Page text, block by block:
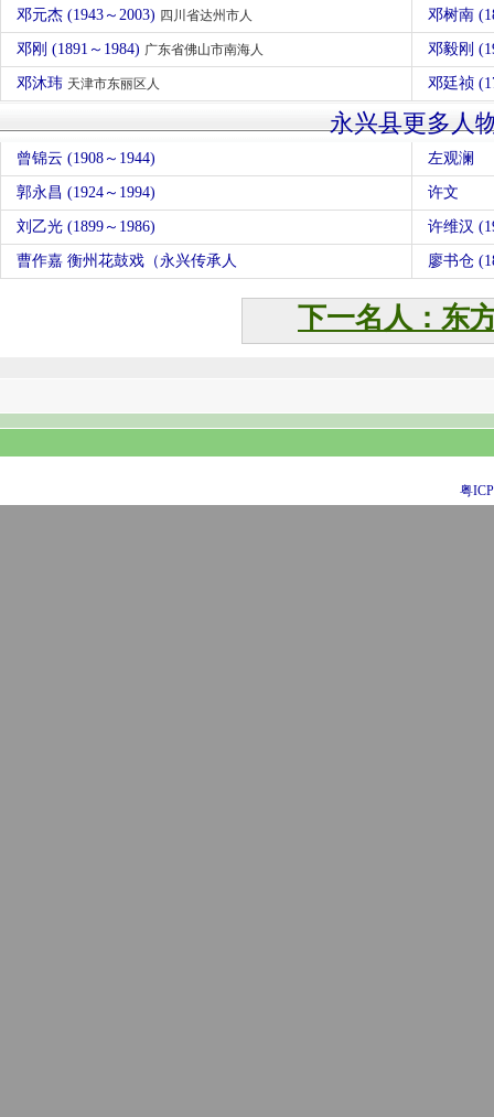
邓元杰 (1943～2003) 四川省达州市人 邓树南
邓刚 (1891～1984) 广东省佛山市南海人 邓毅刚
邓沐玮 天津市东丽区人 邓廷祯
永兴县更多人
曾锦云 (1908～1944) 左观澜
郭永昌 (1924～1994) 许文
刘乙光 (1899～1986) 许维汉
曹作嘉 衡州花鼓戏（永兴传承人 廖书仓
下一名人：东
粤